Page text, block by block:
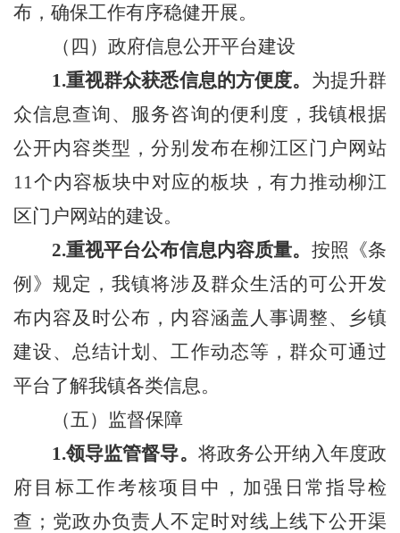
布，确保工作有序稳健开展。
（四） 政府信息公开平台建设
1.重视群众获悉信息的方便度。 为提升群
众信息查询、服务咨询的便利度，我镇根据
公开内容类型，分别发布在柳江区门户网站
11个内容板块中对应的板块，有力推动柳江
区门户网站的建设。
2.重视平台公布信息内容质量。 按照《条
例》规定，我镇将涉及群众生活的可公开发
布内容及时公布，内容涵盖人事调整、乡镇
建设、总结计划、工作动态等，群众可通过
平台了解我镇各类信息。
（五） 监督保障
1.领导监管督导。 将政务公开纳入年度政
府目标工作考核项目中，加强日常指导检
查；党政办负责人不定时对线上线下公开渠